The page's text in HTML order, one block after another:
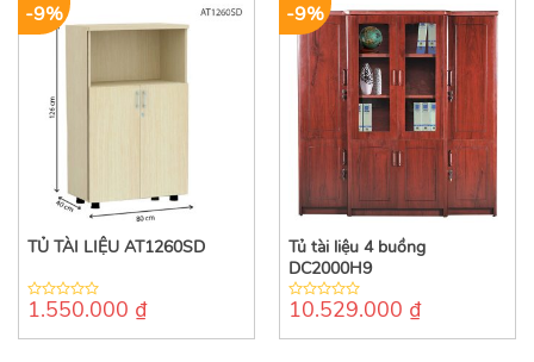
-9%
TỦ TÀI LIỆU AT1260SD
0
of
1.550.000 ₫
-9%
Tủ tài liệu 4 buồng
DC2000H9
0
of
10.529.000 ₫